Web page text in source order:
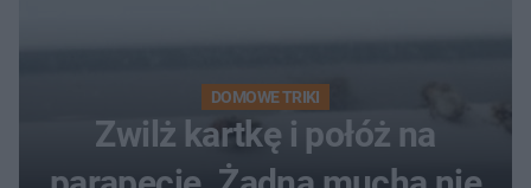
DOMOWE TRIKI
Zwilż kartkę i połóż na